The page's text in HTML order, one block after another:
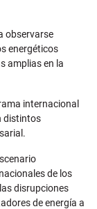
observarse
energéticos
amplias en la
internacional
distintos
de los
disrupciones
de energía a